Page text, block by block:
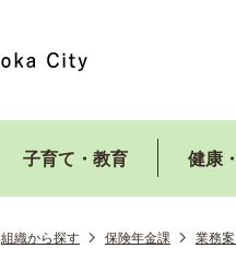
子育て・教育 健康
組織から探す 保険年金課 業務